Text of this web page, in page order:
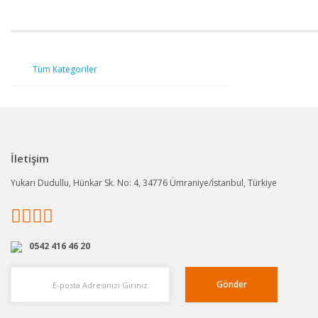
Tüm Kategoriler
İletişim
Yukarı Dudullu, Hünkar Sk. No: 4, 34776 Ümraniye/İstanbul, Türkiye
0542 416 46 20
Gönder